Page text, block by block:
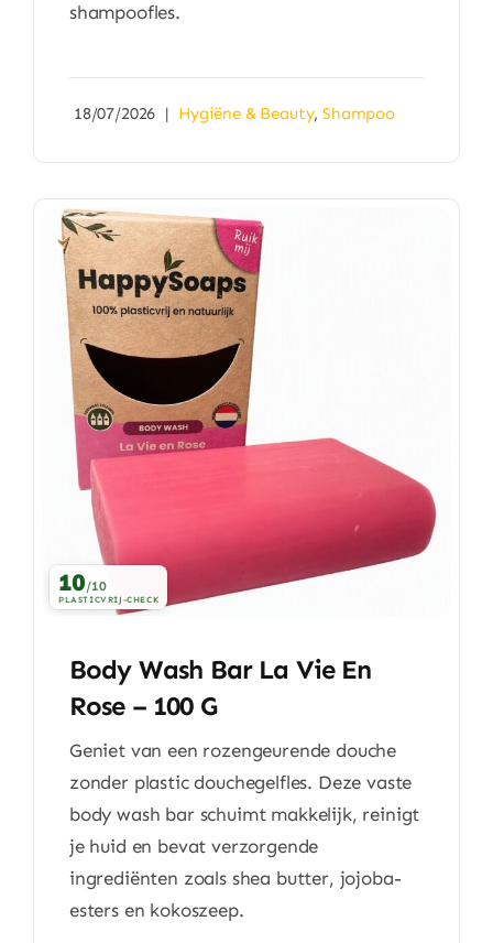
shampoofles.
18/07/2026 | Hygiëne & Beauty,Shampoo
10/10
PLASTICVRIJ-CHECK
Body Wash Bar La Vie En
Rose – 100 G
Geniet van een rozengeurende douche
zonder plastic douchegelfles. Deze vaste
body wash bar schuimt makkelijk, reinigt
je huid en bevat verzorgende
ingrediënten zoals shea butter, jojoba-
esters en kokoszeep.